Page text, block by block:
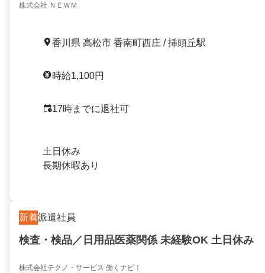
株式会社 ＮＥＷＭ
香川県 高松市 香南町西庄 / 挿頭丘駅
時給1,100円
17時までに退社可
土日休み
長期休暇あり
新着派遣社員
検査・検品／日用品医薬関係 未経験OK 土日休み
株式会社テクノ・サービス 働くナビ！